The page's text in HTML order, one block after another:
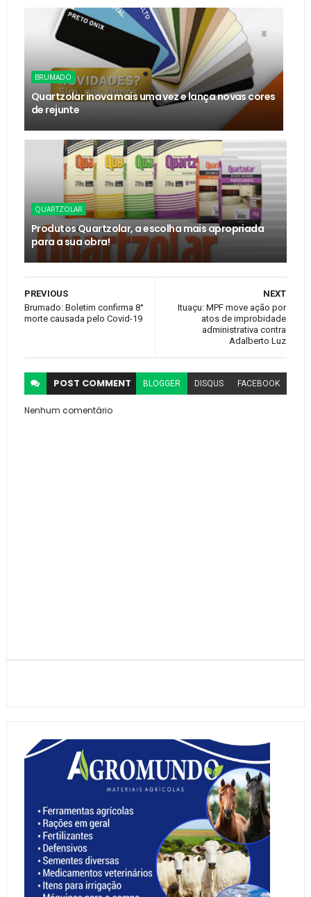
BRUMADO
Quartzolar inova mais uma vez e lança novas cores
de rejunte
QUARTZOLAR
Produtos Quartzolar, a escolha mais apropriada
para a sua obra!
NEXT
Ituaçu: MPF move ação por
atos de improbidade
administrativa contra
Adalberto Luz
PREVIOUS
Brumado: Boletim confirma 8°
morte causada pelo Covid-19
POST COMMENT BLOGGER DISQUS FACEBOOK
Nenhum comentário